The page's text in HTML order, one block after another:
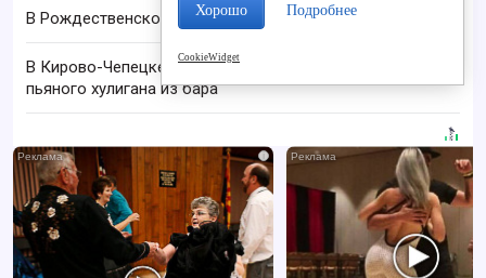
В Рождественском Дом культуры стал центром
В Кирово-Чепецке росгвардейцы задержали
пьяного хулигана из бара
i
Хорошо Подробнее
CookieWidget